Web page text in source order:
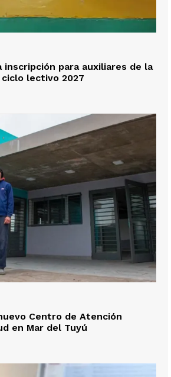
inscripción para auxiliares de la
lectivo 2027
Centro de Atención
en Mar del Tuyú